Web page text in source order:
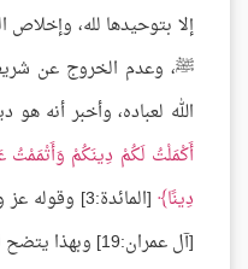
إلا بتوحيدها لله، وإخلاص
ﷺ، وعدم الخروج عن
الله لعباده، وأخبر أنه
أَكْمَلْتُ لَكُمْ دِينَكُمْ وَأَتْمَمْتُ
دِينًا [المائدة:3] وقوله عز وجل:
[آل عمران:19]